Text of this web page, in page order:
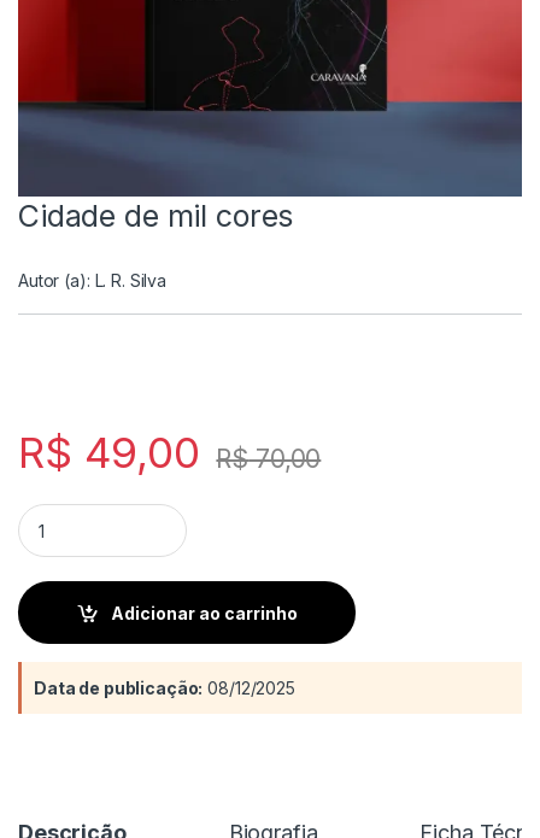
Cidade de mil cores
Autor (a): L. R. Silva
R$ 49,00 R$70,00
Cidade de mil cores quantity
Adicionar ao carrinho
Data de publicação: 08/12/2025
Descrição Biografia Ficha